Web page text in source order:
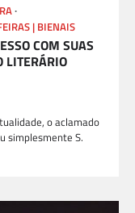
| BIENAIS
COM SUAS
LITERÁRIO
o aclamado
simplesmente S.